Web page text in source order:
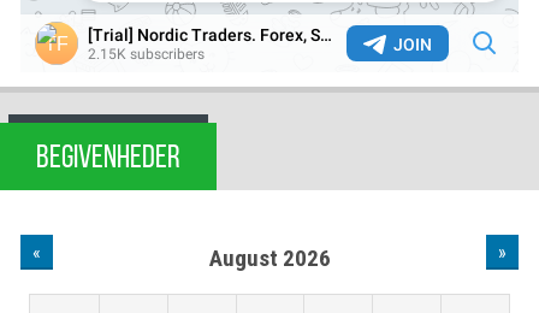
BEGIVENHEDER
« August 2026 »